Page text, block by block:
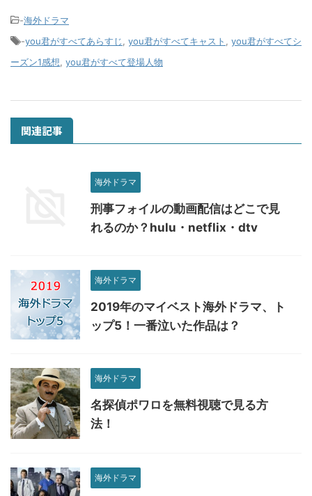
-海外ドラマ
-you君がすべてあらすじ you君がすべてキャスト
you君がすべてシ
ーズン1感想 you君がすべて登場人物
関連記事
海外ドラマ
刑事フォイルの動画配信はどこで見
れるのか？hulu・netflix・dtv
海外ドラマ
2019年のマイベスト海外ドラマ、ト
ップ5！一番泣いた作品は？
海外ドラマ
名探偵ポワロを無料視聴で見る方
法！
海外ドラマ